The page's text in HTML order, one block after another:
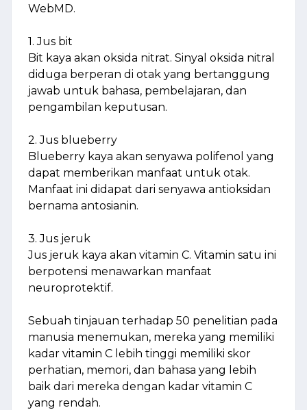
WebMD.
1. Jus bit
Bit kaya akan oksida nitrat. Sinyal oksida nitral
diduga berperan di otak yang bertanggung
jawab untuk bahasa, pembelajaran, dan
pengambilan keputusan.
2. Jus blueberry
Blueberry kaya akan senyawa polifenol yang
dapat memberikan manfaat untuk otak.
Manfaat ini didapat dari senyawa antioksidan
bernama antosianin.
3. Jus jeruk
Jus jeruk kaya akan vitamin C. Vitamin satu ini
berpotensi menawarkan manfaat
neuroprotektif.
Sebuah tinjauan terhadap 50 penelitian pada
manusia menemukan, mereka yang memiliki
kadar vitamin C lebih tinggi memiliki skor
perhatian, memori, dan bahasa yang lebih
baik dari mereka dengan kadar vitamin C
yang rendah.